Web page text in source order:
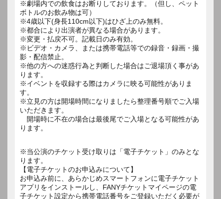
※劇場内での飲食はお断りしております。（但し、ペット
ボトルのお飲み物は可）
※4歳以下(身長110cm以下)はひざ上のみ無料。
※都合により出演者が異なる場合があります。
※変更・払戻不可。記載日のみ有効。
※ビデオ・カメラ、または携帯電話等での録音・録画・撮
影・配信禁止。
※他の方への迷惑行為と判断した場合はご退場頂く事があ
ります。
※イベントを収録する際はカメラに映る可能性がありま
す。
※立見の方は開場時間になりましたら整理番号順でご入場
いただきます。
開場時に不在の場合は最後尾でご入場となる可能性があ
ります。
※当公演のチケット受け取りは「電子チケット」のみとな
ります。
【電子チケットのお申込みについて】
お申込み前に、あらかじめスマートフォンに電子チケット
アプリをインストールし、FANYチケットマイページの電
子チケット設定から携帯電話番号をご登録いただく必要が